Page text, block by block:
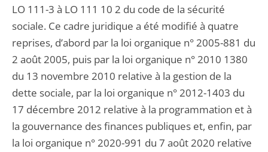
LO 111-3 à LO 111 10 2 du code de la sécurité
sociale. Ce cadre juridique a été modifié à quatre
reprises, d’abord par la loi organique n° 2005-881 du
2 août 2005, puis par la loi organique n° 2010 1380
du 13 novembre 2010 relative à la gestion de la
dette sociale, par la loi organique n° 2012-1403 du
17 décembre 2012 relative à la programmation et à
la gouvernance des finances publiques et, enfin, par
la loi organique n° 2020-991 du 7 août 2020 relative